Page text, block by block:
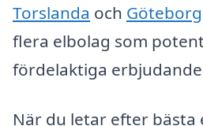
Torslanda och Göteborg
flera elbolag som
fördelaktiga
När du letar efter bästa